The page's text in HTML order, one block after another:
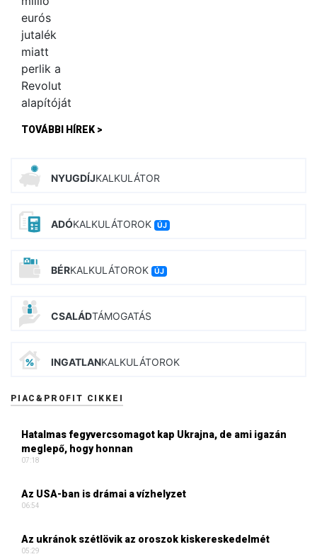
TOVÁBBI HÍREK >
NYUGDÍJKALKULÁTOR
ADÓKALKULÁTOROK ÚJ
BÉRKALKULÁTOROK ÚJ
CSALÁDTÁMOGATÁS
INGATLANKALKULÁTOROK
PIAC&PROFIT CIKKEI
Hatalmas fegyvercsomagot kap Ukrajna, de ami igazán
meglepő, hogy honnan
07:18
Az USA-ban is drámai a vízhelyzet
06:54
Az ukránok szétlövik az oroszok kiskereskedelmét
05:29